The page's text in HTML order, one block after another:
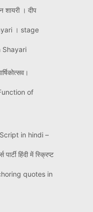
शायरी । दीप
। stage
Shayari
of
in hindi –
हिंदी में स्क्रिप्ट
quotes in